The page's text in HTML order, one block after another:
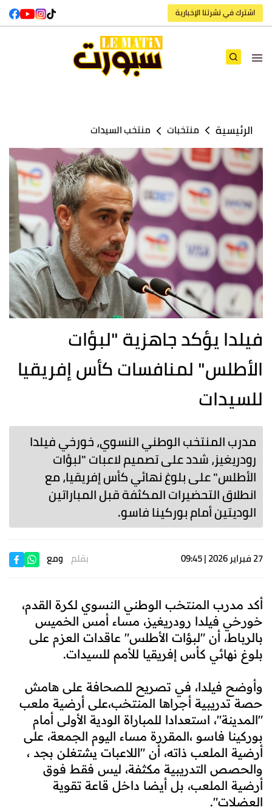
اشترك في نشرتنا الإخبارية
الرئيسية منتخبات منتخب السيدات
فيلدا يؤكد جاهزية "لبؤات
الأطلس" لمنافسات كأس إفريقيا
للسيدات
مدرب المنتخب الوطني النسوي، خورخي فيلدا
رودريغيز، شدد على تصميم لاعبات "لبؤات
الأطلس" على بلوغ نهائي كأس إفريقيا، مع
انطلاق التحضيرات المكثفة قبل المباراتين
الوديتين أمام بوركينا فاسو.
27 فبراير 2026 | 09:45 بقلم ومع
أكد مدرب المنتخب الوطني النسوي لكرة القدم،
خورخي فيلدا رودريغيز، مساء أمس الخميس
بالرباط، أن "لبؤات الأطلس" عاقدات العزم على
بلوغ نهائي كأس إفريقيا للأمم للسيدات.
وأوضح فيلدا، في تصريح للصحافة على هامش
حصة تدريبية أجراها المنتخب،على أرضية ملعب
"المدينة"، استعدادا للمباراة الودية الأولى أمام
بوركينا فاسو ،المقررة مساء اليوم الجمعة، على
أرضية الملعب ذاته، أن "اللاعبات يشتغلن بجد ،
والحصص التدريبية مكثفة، ليس فقط فوق
أرضية الملعب، بل أيضا داخل قاعة تقوية
العضلات".